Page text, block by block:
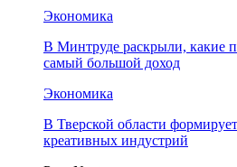
Экономика
В Минтруде раскрыли, какие
самый большой доход
Экономика
В Тверской области
креативных индустрий